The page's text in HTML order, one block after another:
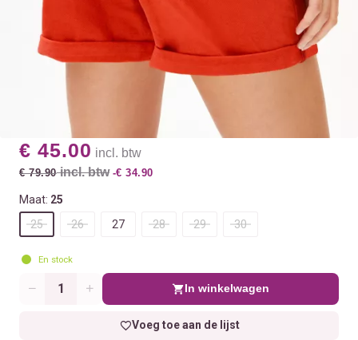
€ 45.00 incl. btw
€ 79.90incl. btw -€ 34.90
Maat: 25
25
26 27 28 29 30
En stock
Aantal In winkelwagen
Voeg toe aan de lijst